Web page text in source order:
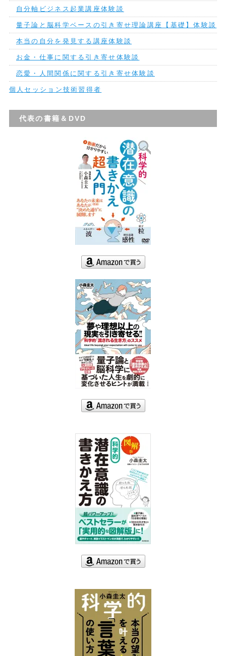
自分軸ビジネス起業講座体験談
量子論と脳科学ベースの引き寄せ理論講座【基礎】体験談
本当の自分を発見する講座体験談
お金・仕事に関する引き寄せ体験談
恋愛・人間関係に関する引き寄せ体験談
個人セッション技術習得者
代表の書籍＆DVD